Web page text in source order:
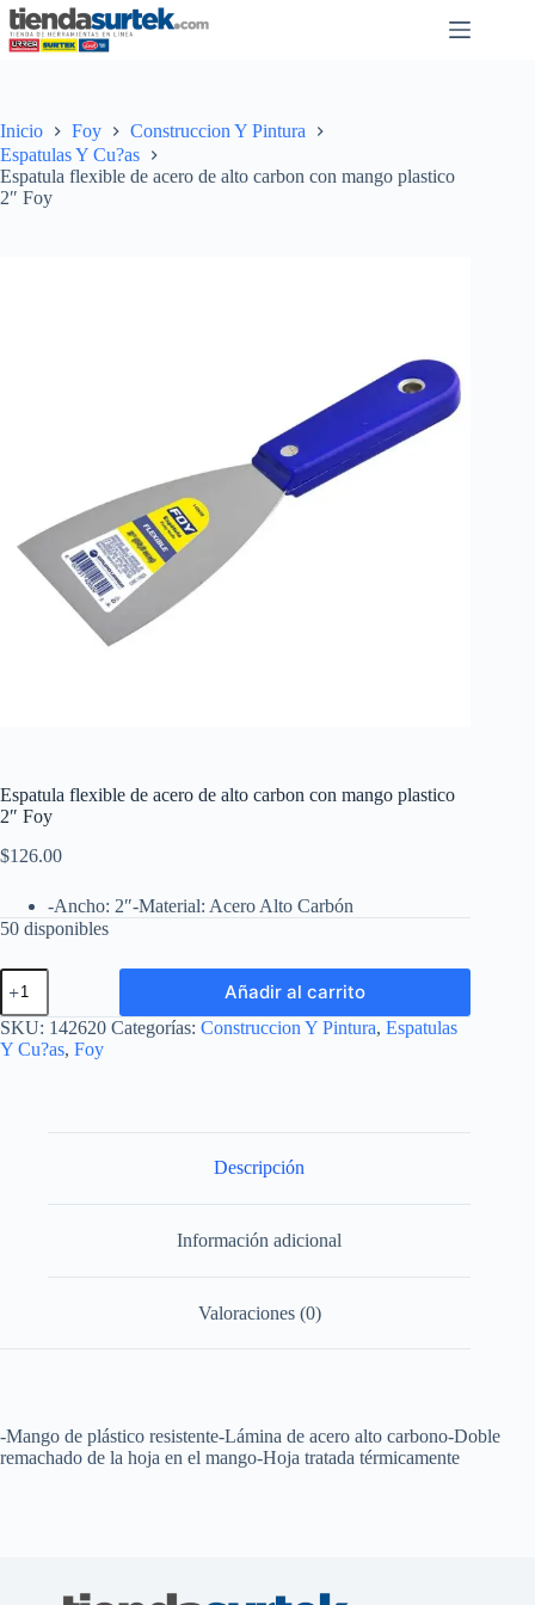
Saltar
al
contenido
Inicio Foy
Construccion Y Pintura
Espatulas Y Cu?as
Espatula flexible de acero de alto carbon con mango plastico
2″ Foy
Espatula flexible de acero de alto carbon con mango plastico
2″ Foy
$126.00
-Ancho: 2″-Material: Acero Alto Carbón
50 disponibles
Espatula
flexible
de
acero
de
mango
Añadir al carrito
SKU: 142620 Categorías: Construccion Y Pintura, Espatulas
Y Cu?as, Foy
Descripción
Información adicional
Valoraciones (0)
-Mango de plástico resistente-Lámina de acero alto carbono-Doble
remachado de la hoja en el mango-Hoja tratada térmicamente